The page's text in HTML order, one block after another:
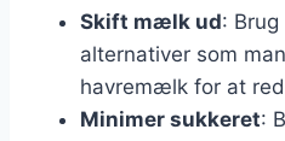
Skift mælk ud:
alternativer som
havremælk for at
Minimer sukkeret: